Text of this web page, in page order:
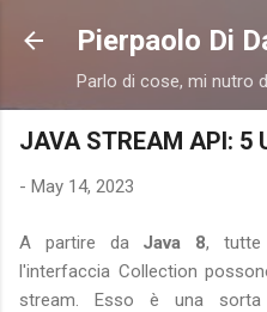
Skip to
Pierpaolo Di
Parlo di cose, mi nutro
JAVA STREAM API: 5
- May 14, 2023
A partire da Java 8, tutte
l'interfaccia Collection
stream. Esso è una